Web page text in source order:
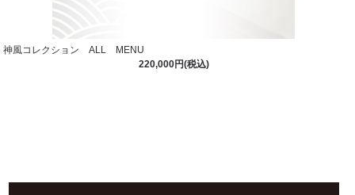
神風コレクション ALL MENU
220,000円(税込)